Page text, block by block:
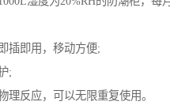
插即用，移动方便;
;
理反应，可以无限重复使用。